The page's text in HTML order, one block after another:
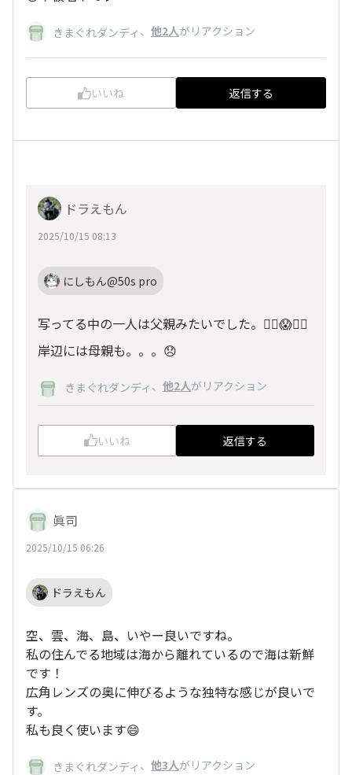
きまぐれダンディ 、 他2人がリアクション
いいね 返信する
ドラえもん
2025/10/15 08:13
にしもん@50s pro
写ってる中の一人は父親みたいでした。😵‍💫😱😵‍💫
岸辺には母親も。。。😞
きまぐれダンディ 、 他2人がリアクション
いいね 返信する
眞司
2025/10/15 06:26
ドラえもん
空、雲、海、島、いやー良いですね。
私の住んでる地域は海から離れているので海は新鮮
です！
広角レンズの奥に伸びるような独特な感じが良いで
す。
私も良く使います😄
きまぐれダンディ 、 他3人がリアクション